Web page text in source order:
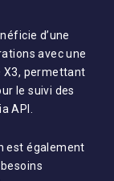
d’une
avec une
X3, permettant
le suivi des
API.
est également